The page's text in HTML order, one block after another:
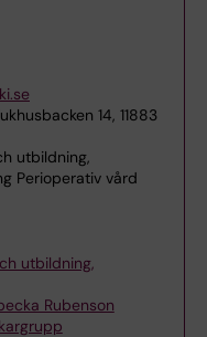
14, 11883
utbildning,
Perioperativ vård
utbildning,
Rubenson